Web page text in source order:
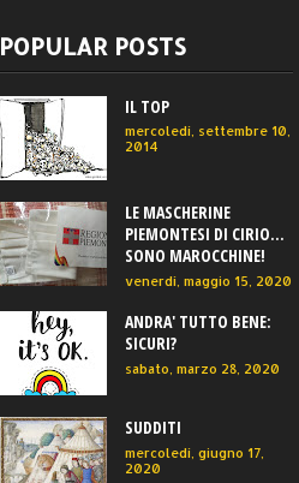
POPULAR POSTS
IL TOP
mercoledì, settembre 10,
2014
LE MASCHERINE
PIEMONTESI DI CIRIO...
SONO MAROCCHINE!
venerdì, maggio 15, 2020
ANDRA' TUTTO BENE:
SICURI?
sabato, marzo 28, 2020
SUDDITI
mercoledì, giugno 17,
2020